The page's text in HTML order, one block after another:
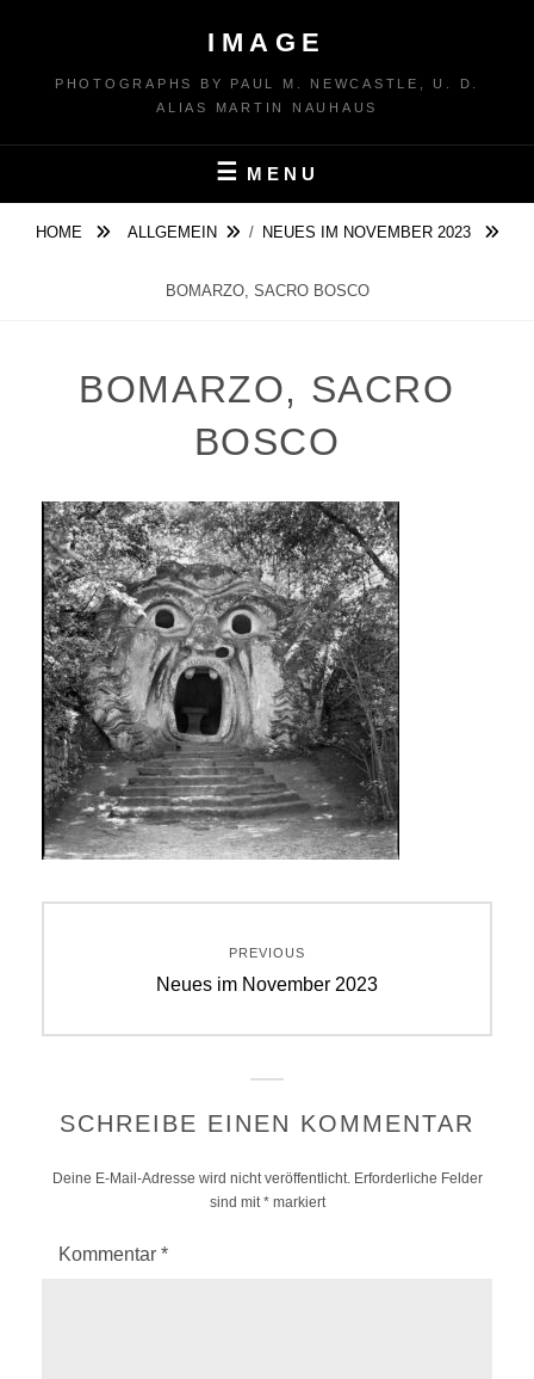
content
IMAGE
PHOTOGRAPHS BY PAUL M. NEWCASTLE, U. D.
ALIAS MARTIN NAUHAUS
MENU
HOME ALLGEMEIN / NEUES IM NOVEMBER 2023
BOMARZO, SACRO BOSCO
BOMARZO, SACRO
BOSCO
PREVIOUS
Previous
Neues im November 2023
SCHREIBE EINEN KOMMENTAR
Deine E-Mail-Adresse wird nicht veröffentlicht. Erforderliche Felder
sind mit*markiert
Kommentar *